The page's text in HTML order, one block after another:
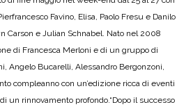
Favino, Elisa, Paolo Fresu e Danilo
Carson e Julian Schnabel. Nato nel 2008
di Francesca Merloni e di un gruppo di
Angelo Bucarelli, Alessandro Bergonzoni,
compleanno con un’edizione ricca di eventi
un rinnovamento profondo.“Dopo il successo